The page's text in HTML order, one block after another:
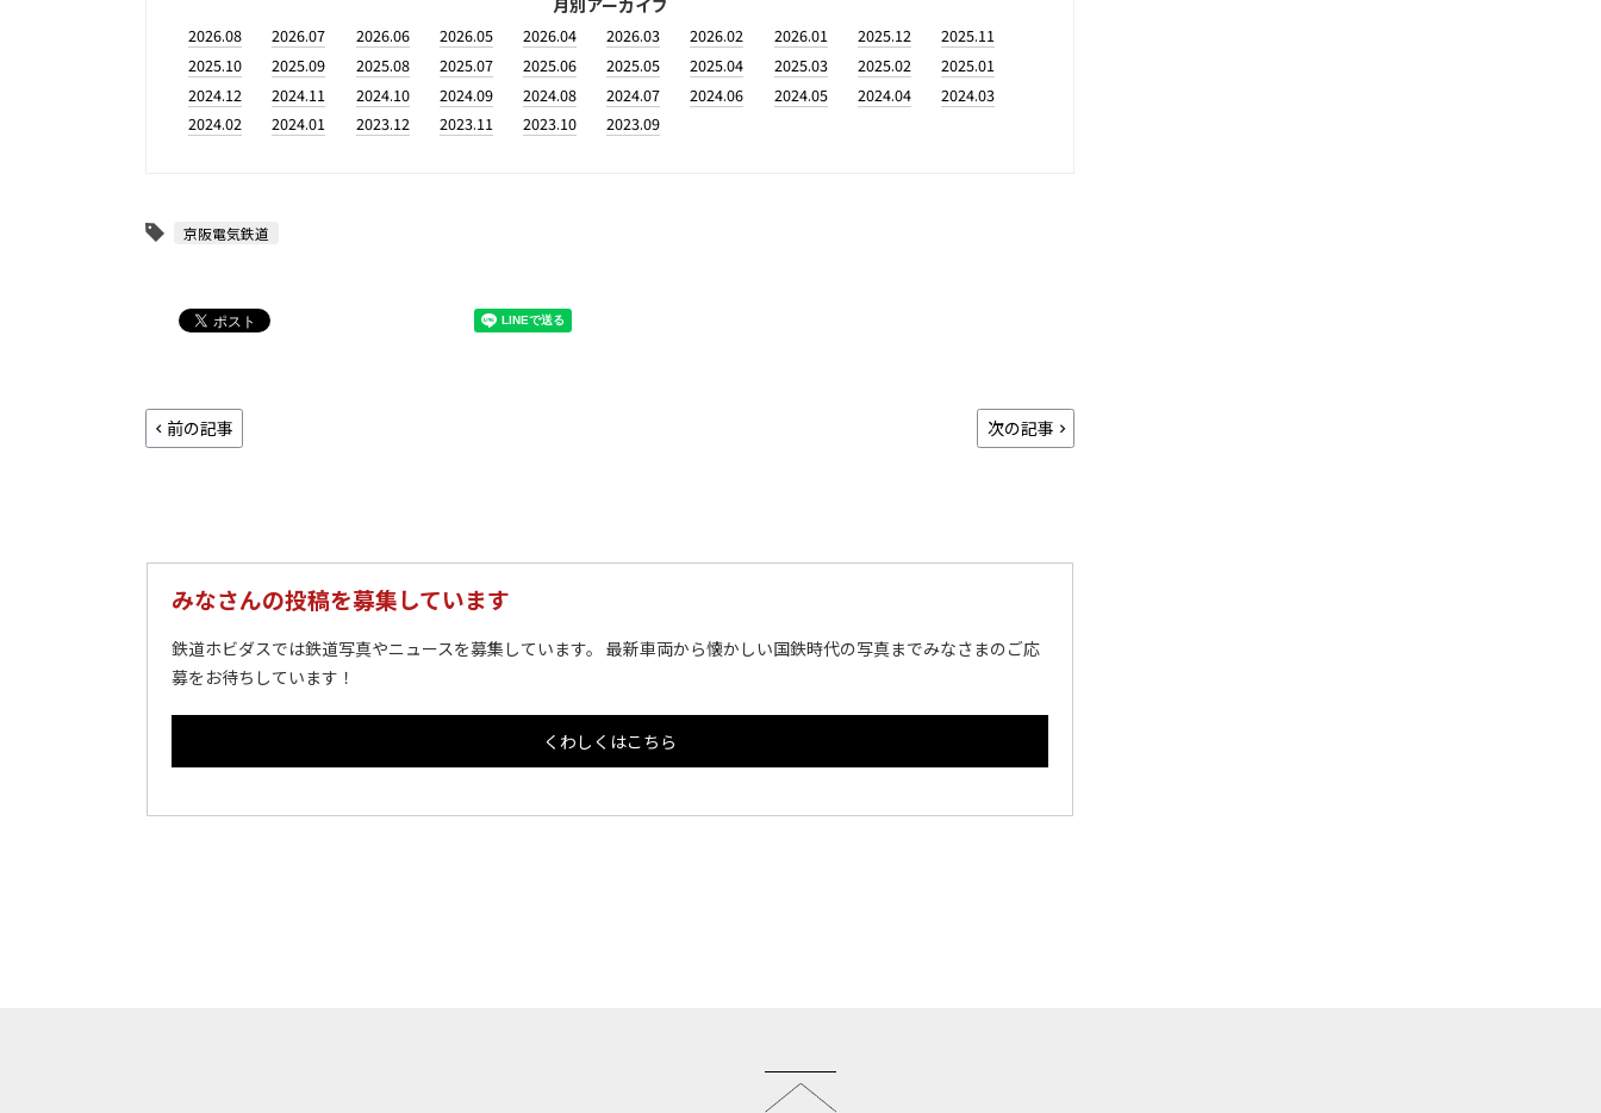
2026.08 2026.07 2026.06 2026.05 2026.04 2026.03 2026.02 2026.01 2025.12
2025.11
2025.10
2025.09 2025.08 2025.07 2025.06 2025.05 2025.04 2025.03 2025.02
2025.01
2024.12
2024.11 2024.10 2024.09 2024.08 2024.07 2024.06 2024.05 2024.04
2024.03
2024.02
2024.01 2023.12 2023.11 2023.10 2023.09
京阪電気鉄道
前の記事 次の記事
みなさんの投稿を募集しています
鉄道ホビダスでは鉄道写真やニュースを募集しています。 最新車両から懐かしい国鉄時代の写真までみなさまのご応
募をお待ちしています！
くわしくはこちら